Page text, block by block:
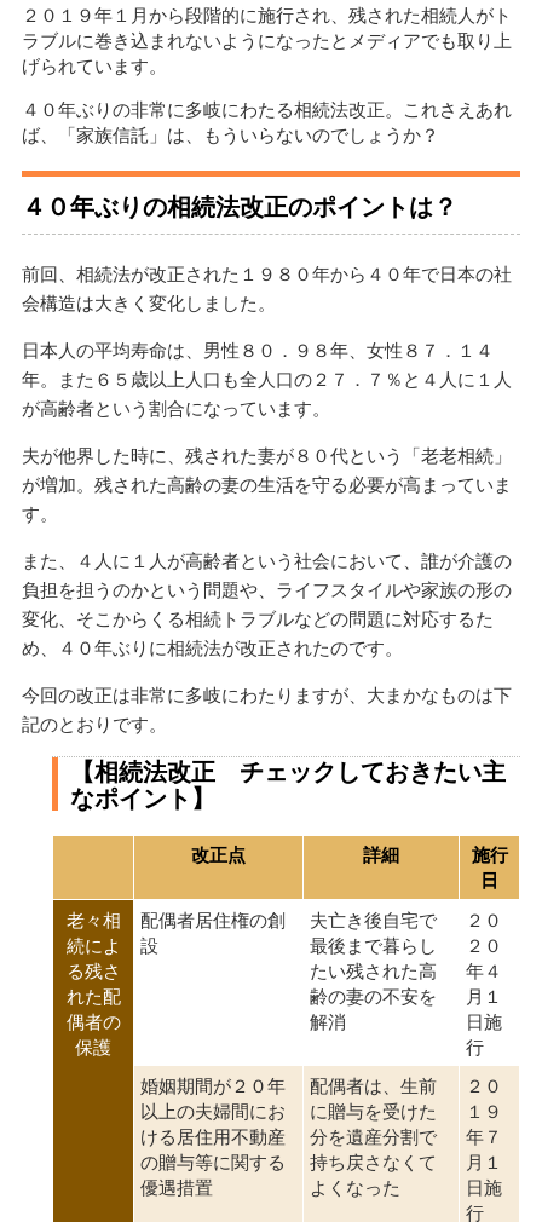
２０１９年１月から段階的に施行され、残された相続人がト
ラブルに巻き込まれないようになったとメディアでも取り上
げられています。
４０年ぶりの非常に多岐にわたる相続法改正。これさえあれ
ば、「家族信託」は、もういらないのでしょうか？
４０年ぶりの相続法改正のポイントは？
前回、相続法が改正された１９８０年から４０年で日本の社
会構造は大きく変化しました。
日本人の平均寿命は、男性８０．９８年、女性８７．１４
年。また６５歳以上人口も全人口の２７．７％と４人に１人
が高齢者という割合になっています。
夫が他界した時に、残された妻が８０代という「老老相続」
が増加。残された高齢の妻の生活を守る必要が高まっていま
す。
また、４人に１人が高齢者という社会において、誰が介護の
負担を担うのかという問題や、ライフスタイルや家族の形の
変化、そこからくる相続トラブルなどの問題に対応するた
め、４０年ぶりに相続法が改正されたのです。
今回の改正は非常に多岐にわたりますが、大まかなものは下
記のとおりです。
【相続法改正 チェックしておきたい主
なポイント】
改正点 詳細
施行
日
老々相
続によ
る残さ
れた配
偶者の
保護
配偶者居住権の創
設
夫亡き後自宅で
最後まで暮らし
たい残された高
齢の妻の不安を
解消
２０
２０
年４
月１
日施
行
婚姻期間が２０年
以上の夫婦間にお
ける居住用不動産
の贈与等に関する
優遇措置
配偶者は、生前
に贈与を受けた
分を遺産分割で
持ち戻さなくて
よくなった
２０
１９
年７
月１
日施
行